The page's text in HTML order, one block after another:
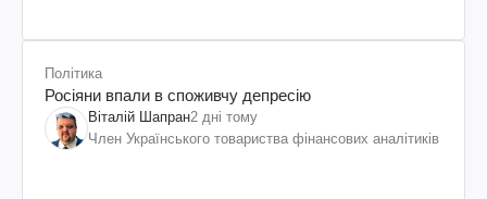
Політика
Росіяни впали в споживчу депресію
Віталій Шапран2 дні тому
Член Українського товариства фінансових аналітиків